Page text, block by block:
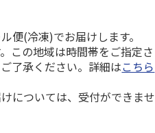
便(冷凍)でお届けします。
この地域は時間帯をご指定さ
了承ください。詳細はこちら
については、受付ができませ